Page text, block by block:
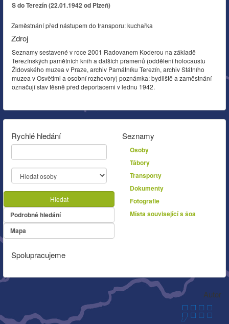
S do Terezín (22.01.1942 od Plzeň)
Zaměstnání před nástupem do transporu: kuchařka
Zdroj
Seznamy sestavené v roce 2001 Radovanem Koderou na základě
Terezínských pamětních knih a dalších pramenů (oddělení holocaustu
Židovského muzea v Praze, archiv Památníku Terezín, archiv Státního
muzea v Osvětimi a osobní rozhovory) poznámka: bydliště a zaměstnání
označují stav těsně před deportacemi v lednu 1942.
Rychlé hledání
Hledat
Podrobné hledání
Mapa
Seznamy
Osoby
Tábory
Transporty
Dokumenty
Fotografie
Místa související s šoa
Spolupracujeme
Autor